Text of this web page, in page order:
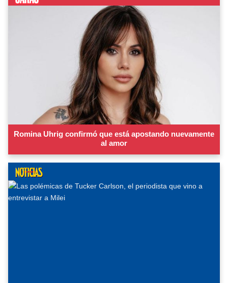
Romina Uhrig confirmó que está apostando nuevamente
al amor